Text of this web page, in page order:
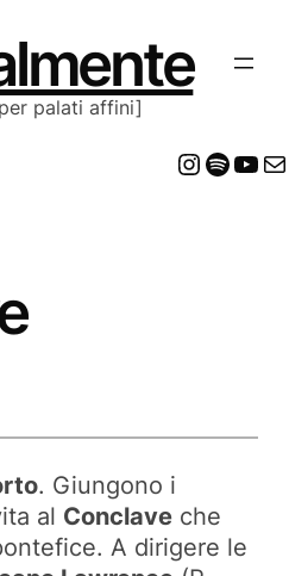
palati affini]
. Giungono i
al Conclave che
A dirigere le